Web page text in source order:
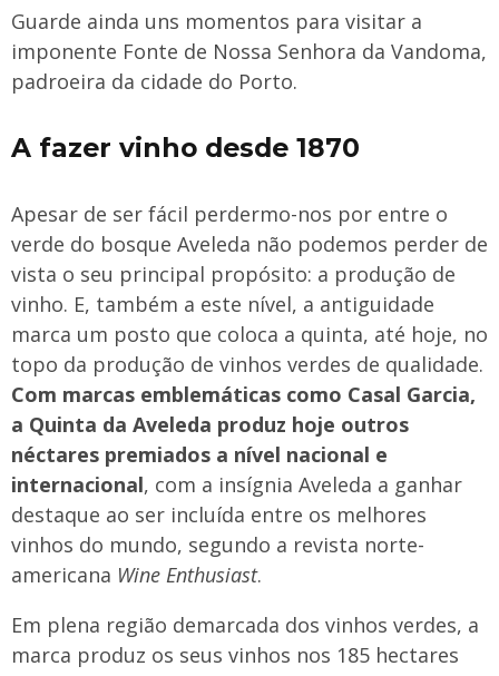
Guarde ainda uns momentos para visitar a
imponente Fonte de Nossa Senhora da Vandoma,
padroeira da cidade do Porto.
A fazer vinho desde 1870
Apesar de ser fácil perdermo-nos por entre o
verde do bosque Aveleda não podemos perder de
vista o seu principal propósito: a produção de
vinho. E, também a este nível, a antiguidade
marca um posto que coloca a quinta, até hoje, no
topo da produção de vinhos verdes de qualidade.
Com marcas emblemáticas como Casal Garcia,
a Quinta da Aveleda produz hoje outros
néctares premiados a nível nacional e
internacional, com a insígnia Aveleda a ganhar
destaque ao ser incluída entre os melhores
vinhos do mundo, segundo a revista norte-
americana Wine Enthusiast.
Em plena região demarcada dos vinhos verdes, a
marca produz os seus vinhos nos 185 hectares